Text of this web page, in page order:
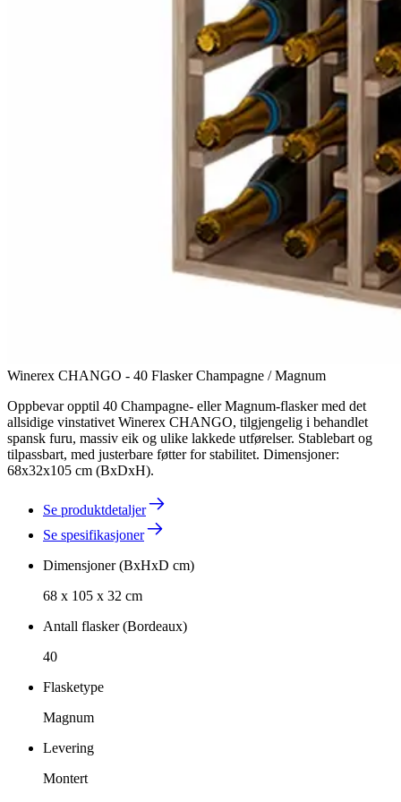
Winerex CHANGO - 40 Flasker Champagne / Magnum
Oppbevar opptil 40 Champagne- eller Magnum-flasker med det
allsidige vinstativet Winerex CHANGO, tilgjengelig i behandlet
spansk furu, massiv eik og ulike lakkede utførelser. Stablebart og
tilpassbart, med justerbare føtter for stabilitet. Dimensjoner:
68x32x105 cm (BxDxH).
Se produktdetaljer
Se spesifikasjoner
Dimensjoner (BxHxD cm)
68 x 105 x 32 cm
Antall flasker (Bordeaux)
40
Flasketype
Magnum
Levering
Montert